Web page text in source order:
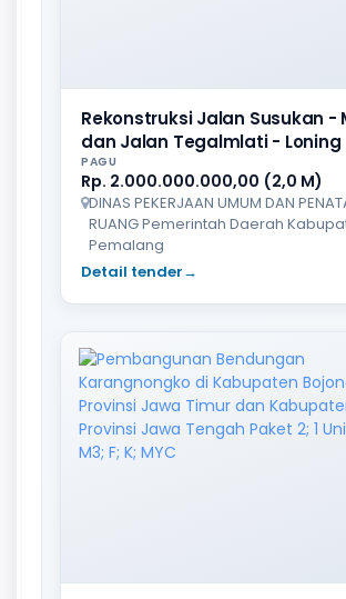
Rekonstruksi Jalan Susukan -
dan Jalan Tegalmlati - Loning
PAGU
Rp. 2.000.000.000,00 (2,0 M)
DINAS PEKERJAAN UMUM DAN
RUANG Pemerintah Daerah
Pemalang
Detail tender→